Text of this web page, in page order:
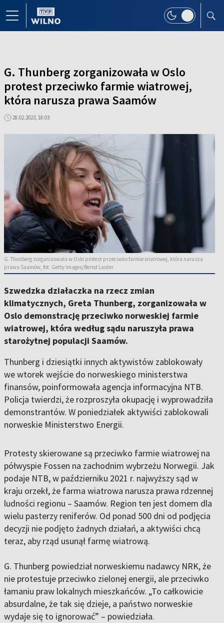
G. Thunberg zorganizowała w Oslo
protest przeciwko farmie wiatrowej,
która narusza prawa Saamów
28.02.2023, 18:03
G. Thunberg zorganizowała w Oslo protest przeciwko farmie wiatrowej, która narusza
prawa Saamów, fot. Getty Images/Bernd Lauter
Szwedzka działaczka na rzecz zmian
klimatycznych, Greta Thunberg, zorganizowała w
Oslo demonstrację przeciwko norweskiej farmie
wiatrowej, która według sądu naruszyła prawa
starożytnej populacji Saamów.
Thunberg i dziesiątki innych aktywistów zablokowały
we wtorek wejście do norweskiego ministerstwa
finansów, poinformowała agencja informacyjna NTB.
Policja twierdzi, że rozproszyła okupację i wyprowadziła
demonstrantów. W poniedziałek aktywiści zablokowali
norweskie Ministerstwo Energii.
Protesty skierowane są przeciwko farmie wiatrowej na
półwyspie Fossen na zachodnim wybrzeżu Norwegii. Jak
podaje NTB, w październiku 2021 r. najwyższy sąd w
kraju orzekł, że farma wiatrowa narusza prawa rdzennej
ludności regionu – Saamów. Region ten jest domem dla
wielu pasterzy reniferów. Od ponad 500 dni od podjęcia
decyzji nie podjęto żadnych działań, a aktywiści chcą
teraz, aby rząd usunął farmę wiatrową.
G. Thunberg powiedział norweskiemu nadawcy NRK, że
nie protestuje przeciwko zielonej energii, ale przeciwko
łamaniu praw lokalnych mieszkańców. „To całkowicie
absurdalne, że tak się dzieje, a państwo norweskie
wydaje się to ignorować” – powiedziała.